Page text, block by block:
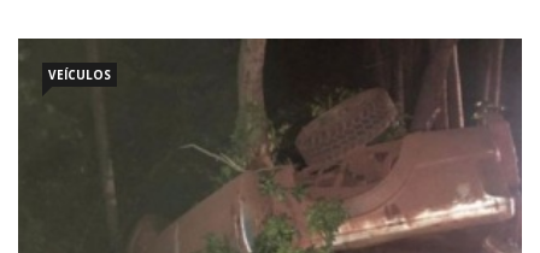
VEÍCULOS